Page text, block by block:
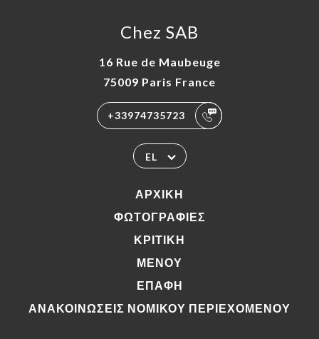
Chez SAB
16 Rue de Maubeuge
75009 Paris France
+33974735723
EL
ΑΡΧΙΚΉ
ΦΩΤΟΓΡΑΦΊΕΣ
ΚΡΙΤΙΚΉ
ΜΕΝΟΎ
ΕΠΑΦΉ
ΑΝΑΚΟΙΝΏΣΕΙΣ ΝΟΜΙΚΟΎ ΠΕΡΙΕΧΟΜΈΝΟΥ